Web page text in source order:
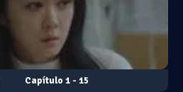
1 - 15